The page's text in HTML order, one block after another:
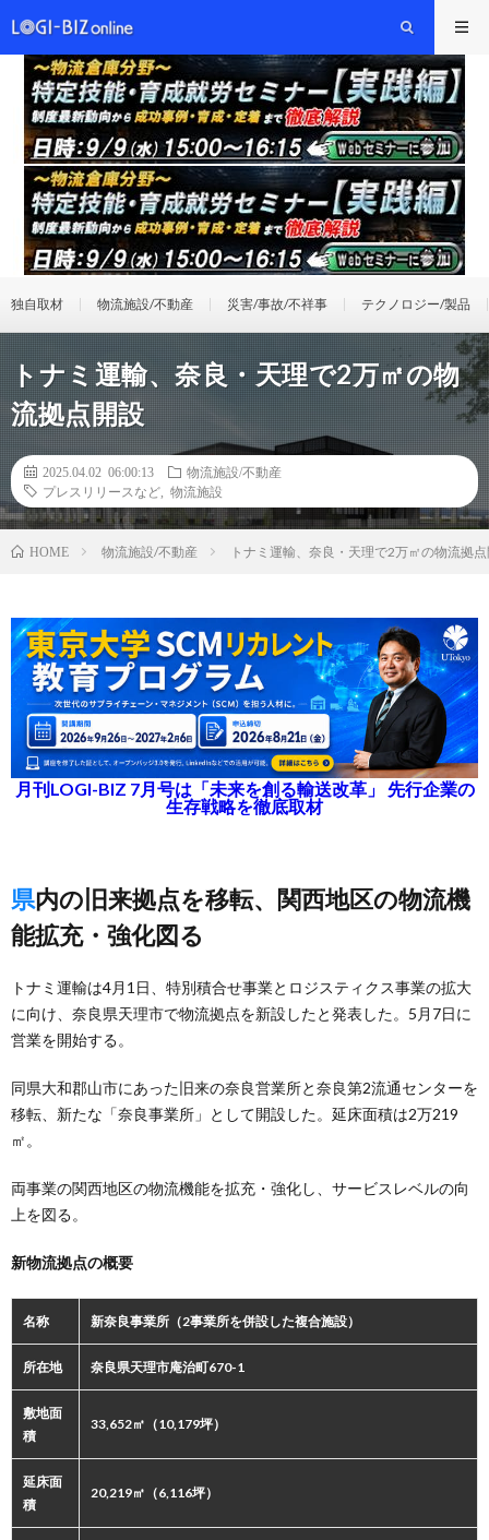
独自取材 物流施設/不動産 災害/事故/不祥事 テクノロジー/製品
トナミ運輸、奈良・天理で2万㎡の物
流拠点開設
2025.04.02 06:00:13
物流施設/不動産
プレスリリースなど
物流施設
HOME 物流施設/不動産 トナミ運輸、奈良・天理で2万㎡の物流拠
月刊LOGI-BIZ 7月号は「未来を創る輸送改革」 先行企業の
生存戦略を徹底取材
県内の旧来拠点を移転、関西地区の物流機
能拡充・強化図る
トナミ運輸は4月1日、特別積合せ事業とロジスティクス事業の拡大
に向け、奈良県天理市で物流拠点を新設したと発表した。5月7日に
営業を開始する。
同県大和郡山市にあった旧来の奈良営業所と奈良第2流通センターを
移転、新たな「奈良事業所」として開設した。延床面積は2万219
㎡。
両事業の関西地区の物流機能を拡充・強化し、サービスレベルの向
上を図る。
新物流拠点の概要
名称 新奈良事業所（2事業所を併設した複合施設）
所在地 奈良県天理市庵治町670-1
敷地面
積
33,652㎡（10,179坪）
延床面
積
20,219㎡（6,116坪）